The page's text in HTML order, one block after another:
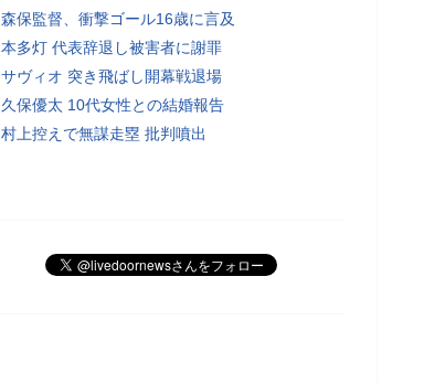
森保監督、衝撃ゴール16歳に言及
本多灯 代表辞退し被害者に謝罪
サヴィオ 突き飛ばし開幕戦退場
久保優太 10代女性との結婚報告
村上控えで無謀走塁 批判噴出